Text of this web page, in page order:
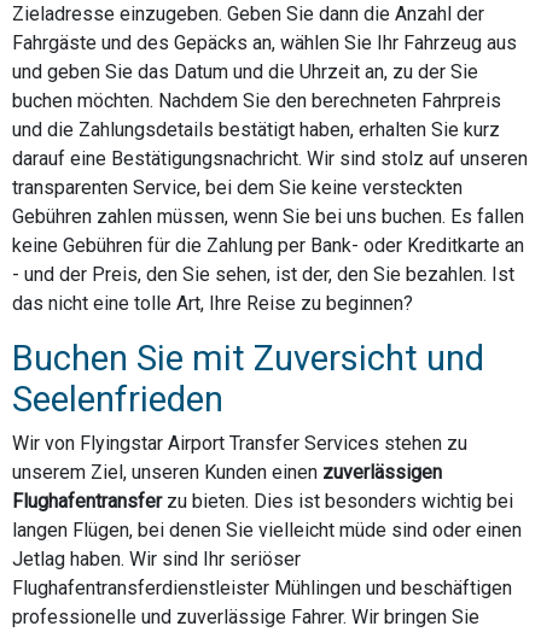
Zieladresse einzugeben. Geben Sie dann die Anzahl der
Fahrgäste und des Gepäcks an, wählen Sie Ihr Fahrzeug aus
und geben Sie das Datum und die Uhrzeit an, zu der Sie
buchen möchten. Nachdem Sie den berechneten Fahrpreis
und die Zahlungsdetails bestätigt haben, erhalten Sie kurz
darauf eine Bestätigungsnachricht. Wir sind stolz auf unseren
transparenten Service, bei dem Sie keine versteckten
Gebühren zahlen müssen, wenn Sie bei uns buchen. Es fallen
keine Gebühren für die Zahlung per Bank- oder Kreditkarte an
- und der Preis, den Sie sehen, ist der, den Sie bezahlen. Ist
das nicht eine tolle Art, Ihre Reise zu beginnen?
Buchen Sie mit Zuversicht und
Seelenfrieden
Wir von Flyingstar Airport Transfer Services stehen zu
unserem Ziel, unseren Kunden einen zuverlässigen
Flughafentransferzu bieten. Dies ist besonders wichtig bei
langen Flügen, bei denen Sie vielleicht müde sind oder einen
Jetlag haben. Wir sind Ihr seriöser
Flughafentransferdienstleister Mühlingen und beschäftigen
professionelle und zuverlässige Fahrer. Wir bringen Sie